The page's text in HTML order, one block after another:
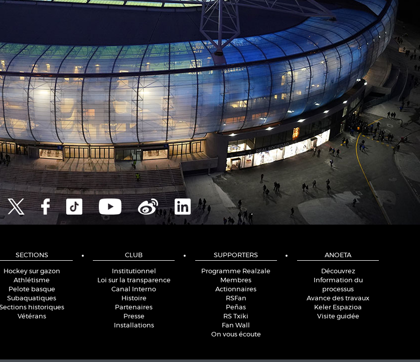
SECTIONS
Hockey sur gazon
Athlétisme
Pelote basque
Subaquatiques
historiques
Vétérans
CLUB
Institutionnel
Loi sur la transparence
Canal Interno
Histoire
Partenaires
Presse
Installations
SUPPORTERS
Programme Realzale
Membres
Actionnaires
RSFan
Peñas
RS Txiki
Fan Wall
On vous écoute
ANOETA
Découvrez
Information du
processus
Avance des travaux
Keler Espazioa
Visite guidée